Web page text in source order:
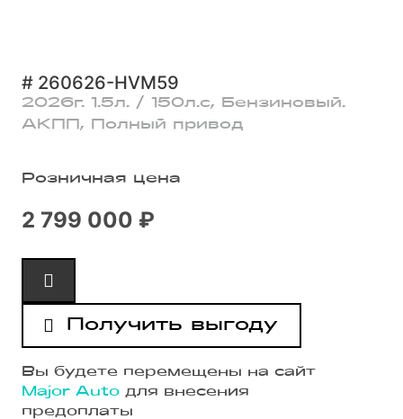
# 260626-HVM59
2026г. 1.5л. / 150л.с, Бензиновый.
АКПП, Полный привод
Розничная цена
2 799 000 ₽
Получить выгоду
Вы будете перемещены на сайт
Major Auto для внесения
предоплаты